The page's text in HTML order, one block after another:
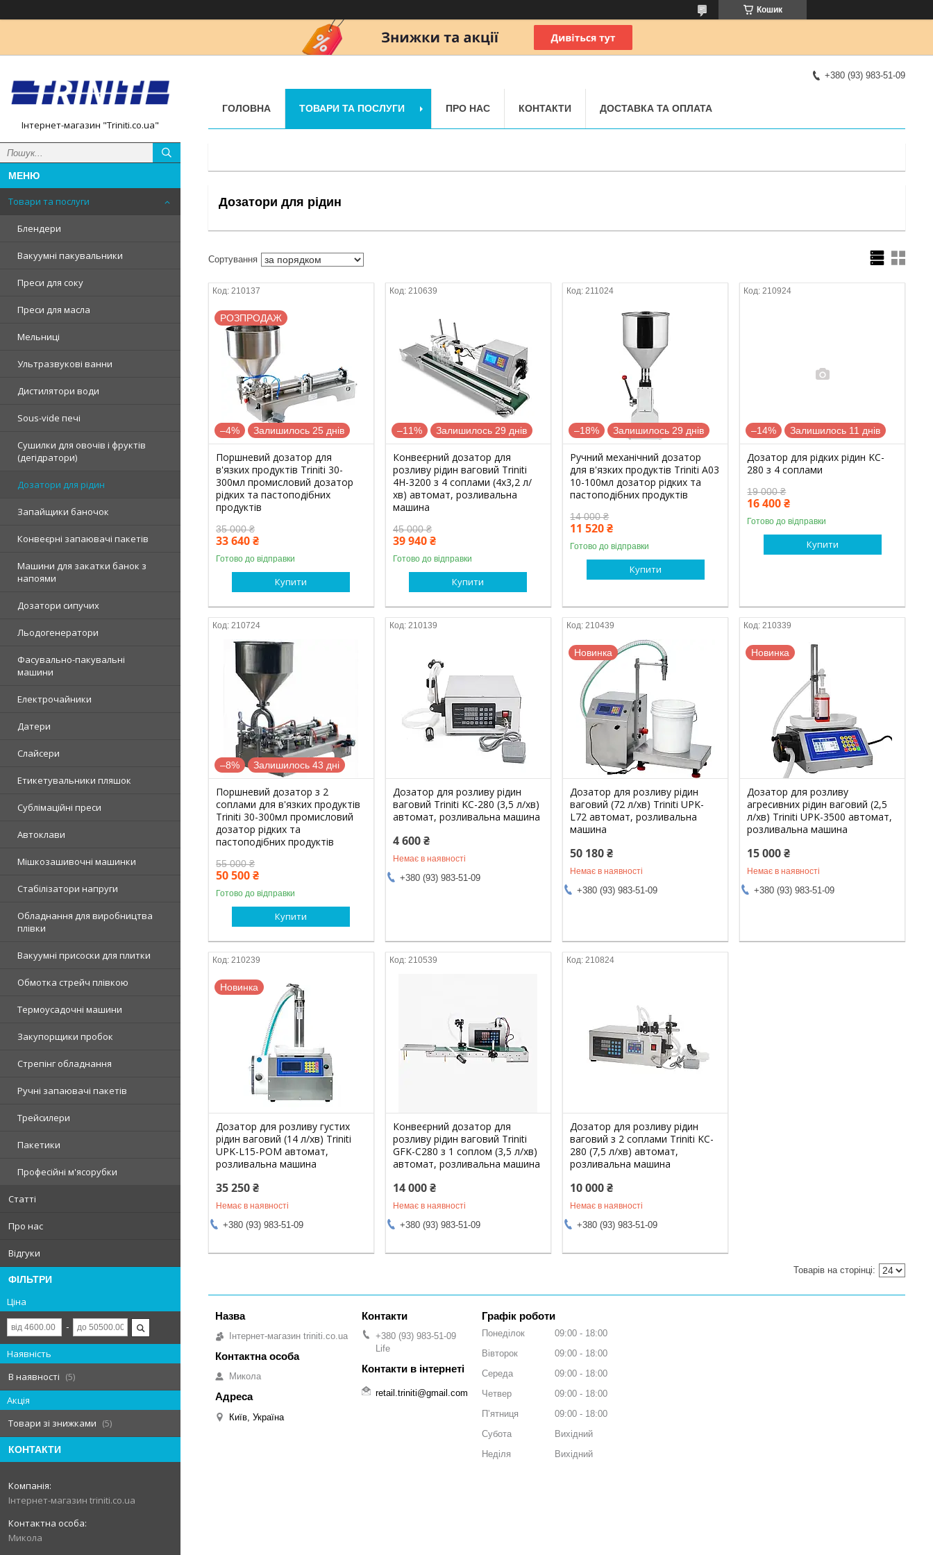
Кошик
Інтернет-магазин "Triniti.co.ua"
Товари та послуги
Блендери
Вакуумні пакувальники
Преси для соку
Преси для масла
Мельниці
Ультразвукові ванни
Дистилятори води
Sous-vide печі
Сушилки для овочів і фруктів
(дегідратори)
Дозатори для рідин
Запайщики баночок
Конвеєрні запаювачі пакетів
Машини для закатки банок з
напоями
Дозатори сипучих
Льодогенератори
Фасувально-пакувальні
машини
Електрочайники
Датери
Слайсери
Етикетувальники пляшок
Сублімаційні преси
Автоклави
Мішкозашивочні машинки
Стабілізатори напруги
Обладнання для виробництва
плівки
Вакуумні присоски для плитки
Обмотка стрейч плівкою
Термоусадочні машини
Закупорщики пробок
Стрепінг обладнання
Ручні запаювачі пакетів
Трейсилери
Пакетики
Професійні м'ясорубки
Статті
Про нас
Відгуки
ФІЛЬТРИ
Ціна
Наявність
В наявності
5
Акція
Товари зі знижками
5
КОНТАКТИ
Інтернет-магазин triniti.co.ua
Микола
+380 (93) 983-51-09
ГОЛОВНА ТОВАРИ ТА ПОСЛУГИ ПРО НАС КОНТАКТИ ДОСТАВКА ТА ОПЛАТА
Дозатори для рідин
210137
РОЗПРОДАЖ
–4% Залишилось 25 днів
Поршневий дозатор для
в'язких продуктів Triniti 30-
300мл промисловий дозатор
рідких та пастоподібних
продуктів
35 000 ₴
33 640 ₴
Готово до відправки
Купити
210639
–11% Залишилось 29 днів
Конвеєрний дозатор для
розливу рідин ваговий Triniti
4H-3200 з 4 соплами (4x3,2 л/
хв) автомат, розливальна
машина
45 000 ₴
39 940 ₴
Готово до відправки
Купити
211024
–18% Залишилось 29 днів
Ручний механічний дозатор
для в'язких продуктів Triniti A03
10-100мл дозатор рідких та
пастоподібних продуктів
14 000 ₴
11 520 ₴
Готово до відправки
Купити
210924
–14% Залишилось 11 днів
Дозатор для рідких рідин KC-
280 з 4 соплами
19 000 ₴
16 400 ₴
Готово до відправки
Купити
210724
–8% Залишилось 43 дні
Поршневий дозатор з 2
соплами для в'язких продуктів
Triniti 30-300мл промисловий
дозатор рідких та
пастоподібних продуктів
55 000 ₴
50 500 ₴
Готово до відправки
Купити
210139
Дозатор для розливу рідин
ваговий Triniti KC-280 (3,5 л/хв)
автомат, розливальна машина
4 600 ₴
Немає в наявності
+380 (93) 983-51-09
210439
Новинка
Дозатор для розливу рідин
ваговий (72 л/хв) Triniti UPK-
L72 автомат, розливальна
машина
50 180 ₴
Немає в наявності
+380 (93) 983-51-09
210339
Новинка
Дозатор для розливу
агресивних рідин ваговий (2,5
л/хв) Triniti UPK-3500 автомат,
розливальна машина
15 000 ₴
Немає в наявності
+380 (93) 983-51-09
210239
Новинка
Дозатор для розливу густих
рідин ваговий (14 л/хв) Triniti
UPK-L15-POM автомат,
розливальна машина
35 250 ₴
Немає в наявності
+380 (93) 983-51-09
210539
Конвеєрний дозатор для
розливу рідин ваговий Triniti
GFK-C280 з 1 соплом (3,5 л/хв)
автомат, розливальна машина
14 000 ₴
Немає в наявності
+380 (93) 983-51-09
210824
Дозатор для розливу рідин
ваговий з 2 соплами Triniti KC-
280 (7,5 л/хв) автомат,
розливальна машина
10 000 ₴
Немає в наявності
+380 (93) 983-51-09
Інтернет-магазин triniti.co.ua
Микола
Київ, Україна
+380 (93) 983-51-09
Life
retail.triniti@gmail.com
Графік роботи
Понеділок 09:00
18:00
Вівторок
09:00
18:00
Середа
09:00
18:00
Четвер
09:00
18:00
Пʼятниця
09:00
18:00
Субота
Вихідний
Неділя
Вихідний